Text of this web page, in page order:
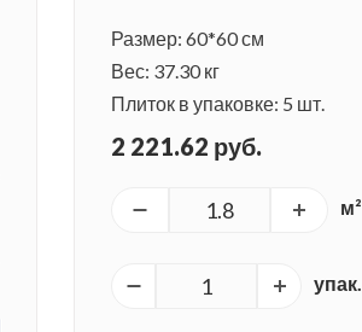
Размер: 60*60 см
Вес: 37.30 кг
Плиток в упаковке: 5 шт.
2 221.62 руб.
м²
упак.